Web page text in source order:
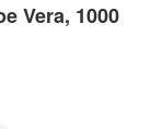
Vera, 1000